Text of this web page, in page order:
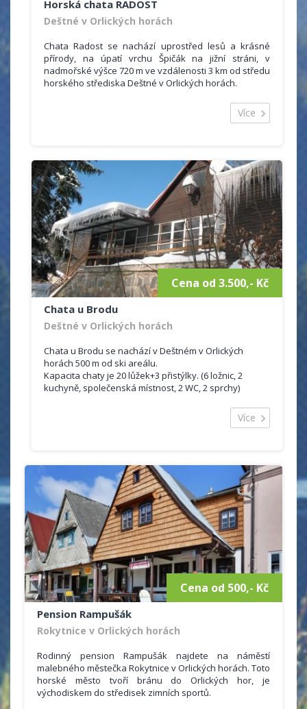
Horská chata RADOST
Deštné v Orlických horách
Chata Radost se nachází uprostřed lesů a krásné
přírody, na úpatí vrchu Špičák na jižní stráni, v
nadmořské výšce 720 m ve vzdálenosti 3 km od středu
horského střediska Deštné v Orlických horách.
vybavené pětilůžkové apartmány (možnost vlastního
vaření) a čtyři dřevěné, celoročně obyvatelné chateky
jídelna (televize, šipky), zásobený bar ( televize,
satelit, kulečník). Sociální zařízení je na patře.
Zajistíme odvoz za kulturním a sportovním vyžitím
(nebo na sjezdovky) naším autobusem (16 Kč/km!),
nebo mikrobusem.
Více
Cena od 3.500,- Kč
Chata u Brodu
Deštné v Orlických horách
Chata u Brodu se nachází v Deštném v Orlických
horách 500 m od ski areálu.
Kapacita chaty je 20 lůžek+3 přistýlky. (6 ložnic, 2
kuchyně, společenská místnost, 2 WC, 2 sprchy)
Deštné v Orlických horách je oblíbené zimní středisko
s vybudovanou infrastrukturou a velmi dobře
za památkami a zajímavými místy.
Více
Cena od 500,- Kč
Pension Rampušák
Rokytnice v Orlických horách
Rodinný pension Rampušák najdete na náměstí
malebného městečka Rokytnice v Orlických horách. Toto
horské město tvoří bránu do Orlických hor, je
východiskem do středisek zimních sportů.